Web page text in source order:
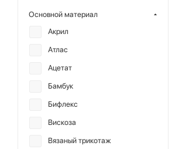
Основной материал
Акрил
Атлас
Ацетат
Бамбук
Бифлекс
Вискоза
Вязаный трикотаж